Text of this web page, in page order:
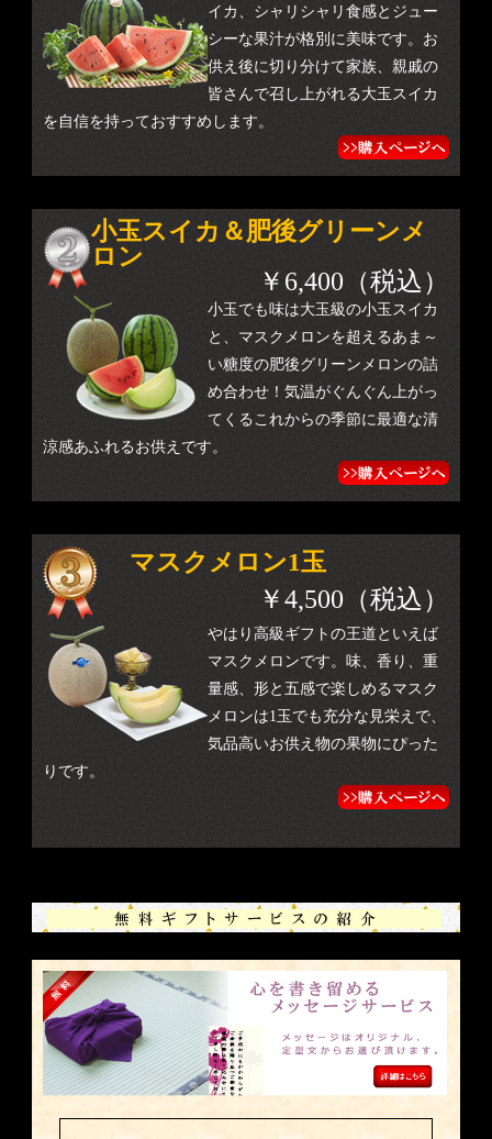
イカ、シャリシャリ食感とジュー
シーな果汁が格別に美味です。お
供え後に切り分けて家族、親戚の
皆さんで召し上がれる大玉スイカ
を自信を持っておすすめします。
小玉スイカ＆肥後グリーンメ
ロン
￥6,400（税込）
小玉でも味は大玉級の小玉スイカ
と、マスクメロンを超えるあま～
い糖度の肥後グリーンメロンの詰
め合わせ！気温がぐんぐん上がっ
てくるこれからの季節に最適な清
涼感あふれるお供えです。
マスクメロン1玉
￥4,500（税込）
やはり高級ギフトの王道といえば
マスクメロンです。味、香り、重
量感、形と五感で楽しめるマスク
メロンは1玉でも充分な見栄えで、
気品高いお供え物の果物にぴった
りです。